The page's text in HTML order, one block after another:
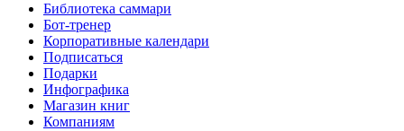
Библиотека саммари
Бот-тренер
Корпоративные календари
Подписаться
Подарки
Инфографика
Магазин книг
Компаниям